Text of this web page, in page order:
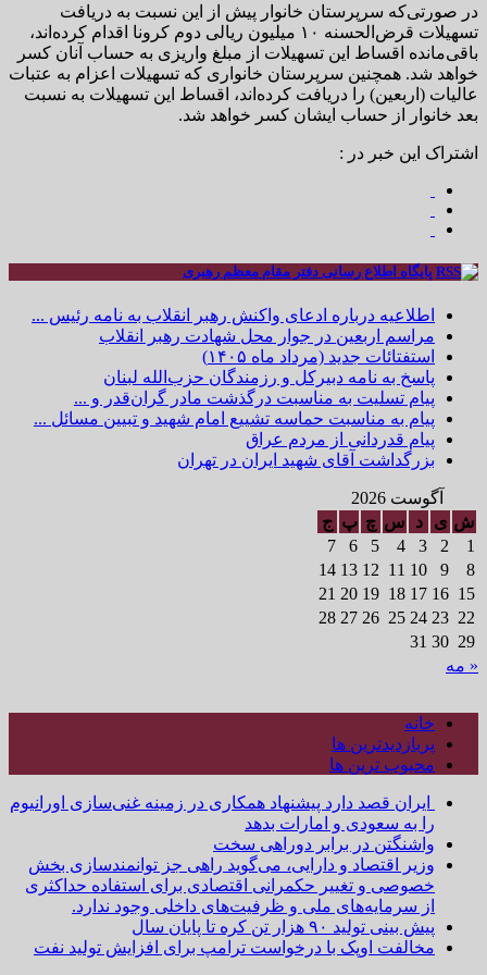
در صورتی‌که سرپرستان خانوار پیش از این نسبت به دریافت
تسهیلات قرض‌الحسنه ۱۰ میلیون ریالی دوم کرونا اقدام کرده‌اند،
باقی‌مانده اقساط این تسهیلات از مبلغ واریزی به حساب آنان کسر
خواهد شد. همچنین سرپرستان خانواری که تسهیلات اعزام به عتبات
عالیات (اربعین) را دریافت کرده‌اند، اقساط این تسهیلات به نسبت
بعد خانوار از حساب ایشان کسر خواهد شد.
اشتراک این خبر در :
پایگاه اطلاع رسانی دفتر مقام معظم رهبری
اطلاعیه درباره ادعای واکنش رهبر انقلاب به نامه رئیس ...
مراسم اربعین در جوار محل شهادت رهبر انقلاب
استفتائات جدید (مرداد ماه ۱۴۰۵)
پاسخ به نامه دبیرکل و رزمندگان حزب‌الله لبنان
پیام تسلیت به مناسبت درگذشت مادر گران‌قدر و ...
پیام به مناسبت حماسه تشییع امام شهید و تبیین مسائل ...
پیام قدردانی از مردم عراق
بزرگداشت آقای شهید ایران در تهران
آگوست 2026
ش ی د س چ پ ج
1
2
3
4
5
6
7
8
9
10
11
12
13
14
15
16
17
18
19
20
21
22
23
24
25
26
27
28
29
30
31
« مه
خانه
پربازدیدترین ها
محبوب ترین ها
ایران قصد دارد پیشنهاد همکاری در زمینه غنی‌سازی اورانیوم
را به سعودی و امارات بدهد
واشنگتن در برابر دوراهی سخت
وزیر اقتصاد و دارایی، می‌گوید راهی جز توانمندسازی بخش
خصوصی و تغییر حکمرانی اقتصادی برای استفاده حداکثری
از سرمایه‌های ملی و ظرفیت‌های داخلی وجود ندارد.
پیش بینی تولید ۹۰ هزار تن کره تا پایان سال
مخالفت اوپک با درخواست ترامپ برای افزایش تولید نفت